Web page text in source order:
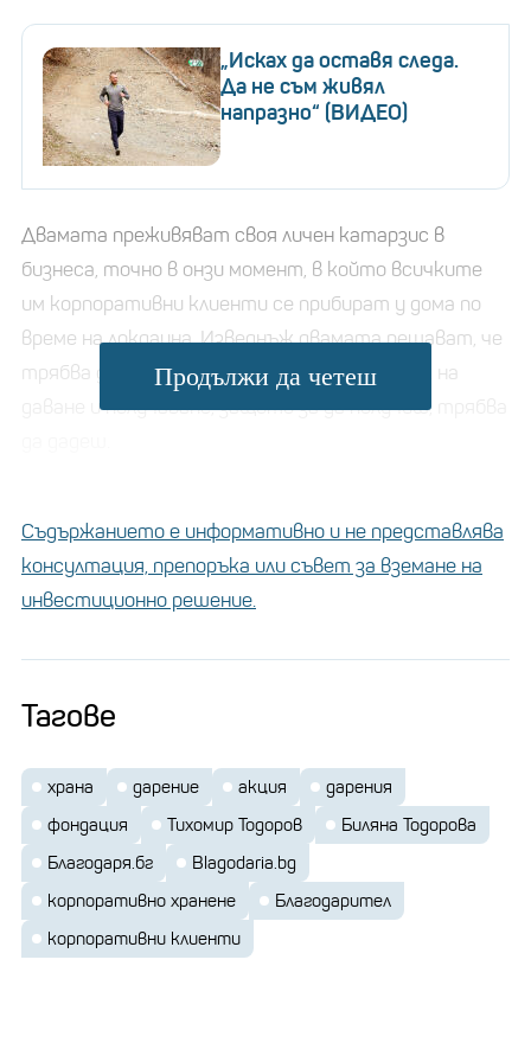
„Исках да оставя следа.
Да не съм живял
напразно“ (ВИДЕО)
Двамата преживяват своя личен катарзис в
бизнеса, точно в онзи момент, в който всичките
им корпоративни клиенти се прибират у дома по
време на локдауна. Изведнъж двамата решават, че
трябва да задвижат този вселенски поток на
даване и получаване, защото за да получиш, трябва
Продължи да четеш
Съдържанието е информативно и не представлява
консултация, препоръка или съвет за вземане на
инвестиционно решение.
Тагове
храна дарение акция
дарения
фондация
Тихомир Тодоров
Биляна Тодорова
Благодаря.бг
Blagodaria.bg
корпоративно хранене
Благодарител
корпоративни клиенти